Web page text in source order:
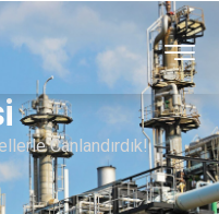
Canlandırdık!